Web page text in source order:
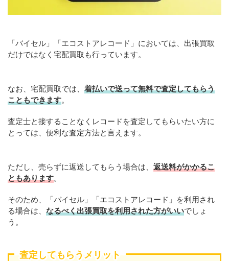
「バイセル」「エコストアレコード」においては、出張買取
だけではなく宅配買取も行っています。
なお、宅配買取では、 着払いで送って無料で査定してもらう
こともできます。
査定士と接することなくレコードを査定してもらいたい方に
とっては、便利な査定方法と言えます。
ただし、売らずに返送してもらう場合は、 返送料がかかるこ
ともあります。
そのため、「バイセル」「エコストアレコード」を利用され
る場合は、 なるべく出張買取を利用された方がいいでしょ
う。
査定してもらうメリット